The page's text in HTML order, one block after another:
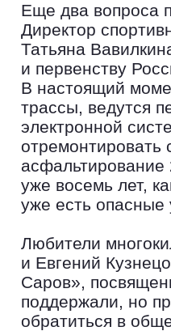
Еще два вопроса
Директор
Татьяна
и первенству
В настоящий
трассы, ведутся
электронной
отремонтировать
уже восемь лет,
уже есть опасные
Любители
и Евгений
Саров»,
поддержали, но
обратиться в